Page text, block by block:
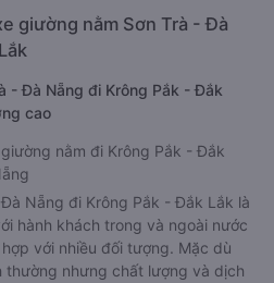
giường nằm Sơn Trà - Đà
- Đà Nẵng đi Krông Pắk - Đắk
cao
nằm đi Krông Pắk - Đắk
Nẵng đi Krông Pắk - Đắk Lắk là
hành khách trong và ngoài nước
với nhiều đối tượng. Mặc dù
thường nhưng chất lượng và dịch